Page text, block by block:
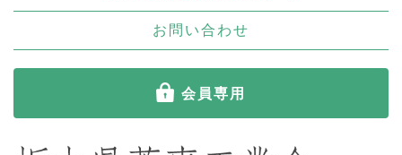
お問い合わせ
会員専用